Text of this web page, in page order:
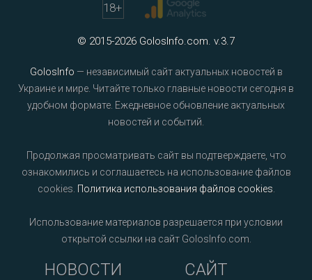
18+
© 2015-2026 GolosInfo.com. v.3.7
GolosInfo — независимый сайт актуальных новостей в
Украине и мире. Читайте только главные новости сегодня в
удобном формате. Ежедневное обновление актуальных
новостей и событий.
Продолжая просматривать сайт вы подтверждаете, что
ознакомились и соглашаетесь на использование файлов
cookies. Политика использования файлов cookies
Использование материалов разрешается при условии
открытой ссылки на сайт GolosInfo.com.
НОВОСТИ САЙТ